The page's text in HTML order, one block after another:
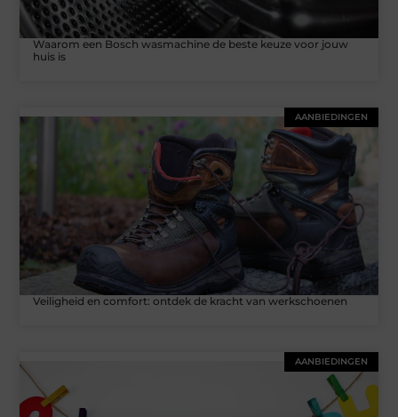
Waarom een Bosch wasmachine de beste keuze voor jouw
huis is
AANBIEDINGEN
Veiligheid en comfort: ontdek de kracht van werkschoenen
AANBIEDINGEN